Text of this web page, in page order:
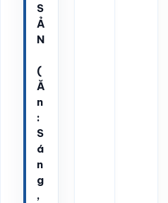
S
Ả
N
(
Ă
n
:
S
á
n
g
,